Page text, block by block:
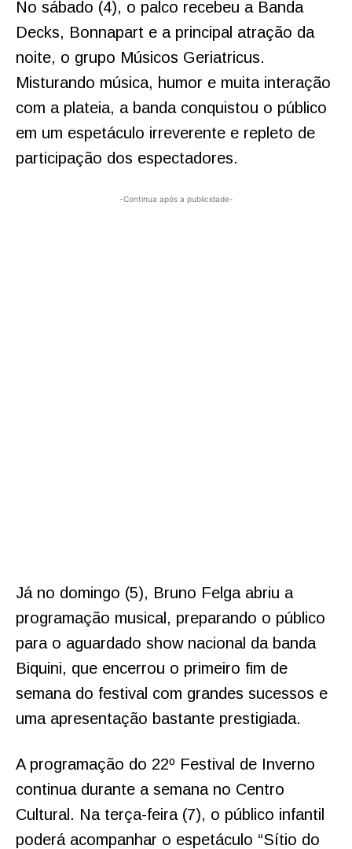
No sábado (4), o palco recebeu a Banda
Decks, Bonnapart e a principal atração da
noite, o grupo Músicos Geriatricus.
Misturando música, humor e muita interação
com a plateia, a banda conquistou o público
em um espetáculo irreverente e repleto de
participação dos espectadores.
-Continua após a publicidade-
Já no domingo (5), Bruno Felga abriu a
programação musical, preparando o público
para o aguardado show nacional da banda
Biquini, que encerrou o primeiro fim de
semana do festival com grandes sucessos e
uma apresentação bastante prestigiada.
A programação do 22º Festival de Inverno
continua durante a semana no Centro
Cultural. Na terça-feira (7), o público infantil
poderá acompanhar o espetáculo “Sítio do